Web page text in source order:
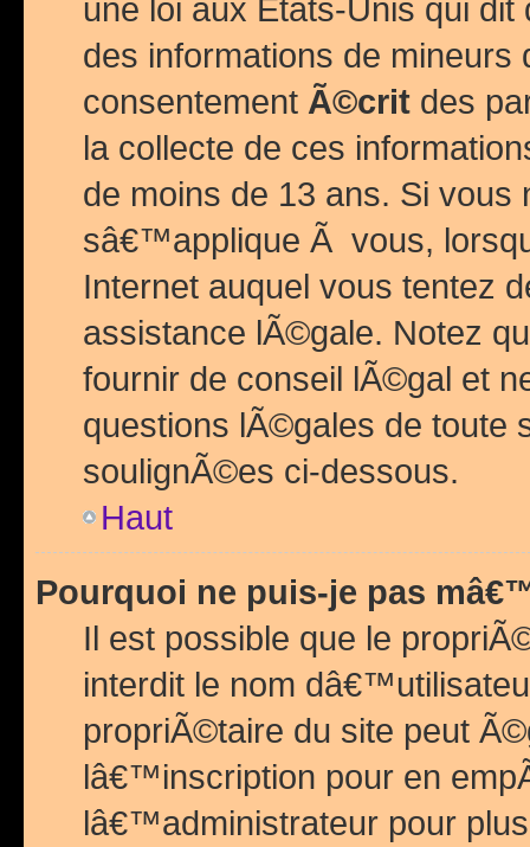
une loi aux Etats-Unis qui
des informations de mineurs
consentement Ã©crit des
la collecte de ces
de moins de 13 ans. Si
sâ€™applique Ã vous,
Internet auquel vous tentez
assistance lÃ©gale. Notez
fournir de conseil lÃ©gal et
questions lÃ©gales de
soulignÃ©es ci-dessous.
Haut
Pourquoi ne puis-je pas
Il est possible que le
interdit le nom
propriÃ©taire du site peut
lâ€™inscription pour en
lâ€™administrateur pour